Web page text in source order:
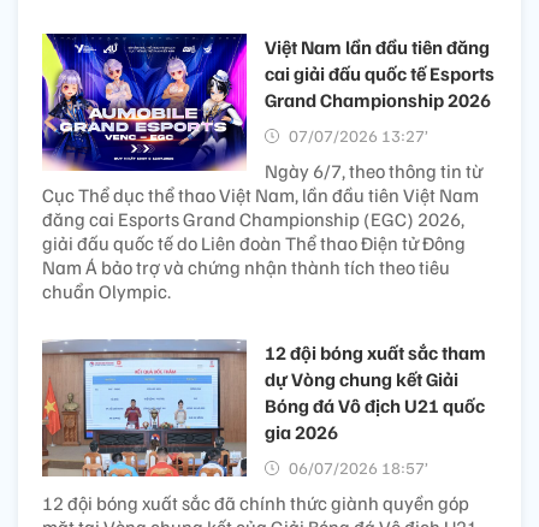
Việt Nam lần đầu tiên đăng
cai giải đấu quốc tế Esports
Grand Championship 2026
07/07/2026 13:27’
Ngày 6/7, theo thông tin từ
Cục Thể dục thể thao Việt Nam, lần đầu tiên Việt Nam
đăng cai Esports Grand Championship (EGC) 2026,
giải đấu quốc tế do Liên đoàn Thể thao Điện tử Đông
Nam Á bảo trợ và chứng nhận thành tích theo tiêu
chuẩn Olympic.
12 đội bóng xuất sắc tham
dự Vòng chung kết Giải
Bóng đá Vô địch U21 quốc
gia 2026
06/07/2026 18:57’
12 đội bóng xuất sắc đã chính thức giành quyền góp